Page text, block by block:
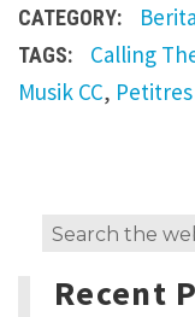
CATEGORY: Berita
TAGS: Calling
Musik CC,
Search
Recent